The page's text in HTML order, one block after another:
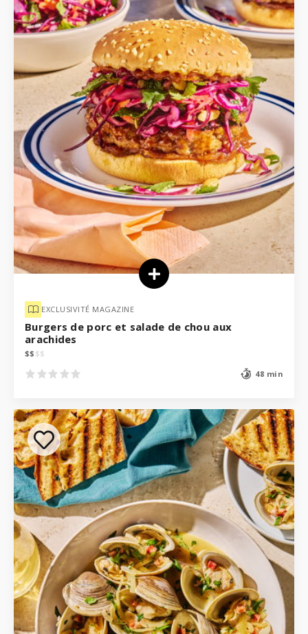
EXCLUSIVITÉ MAGAZINE
Burgers de porc et salade de chou aux
arachides
$$ $$
48 min